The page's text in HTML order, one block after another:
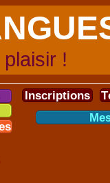
Inscriptions
!